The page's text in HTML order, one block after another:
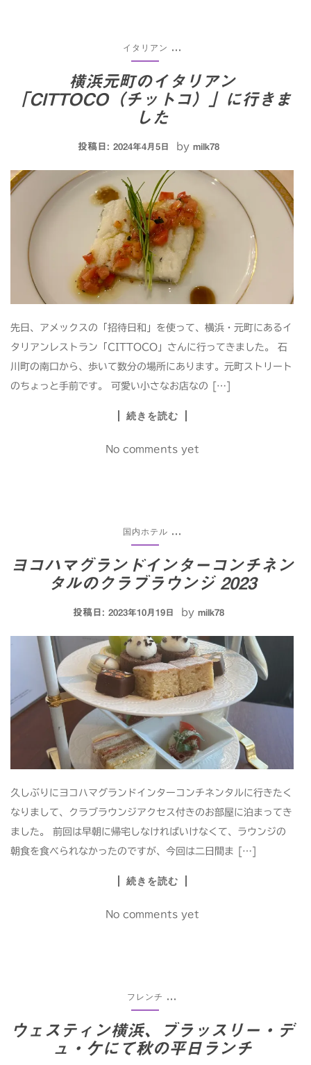
イタリアン ...
横浜元町のイタリアン
「CITTOCO（チットコ）」に行きま
した
投稿日: 2024年4月5日 by milk78
先日、アメックスの「招待日和」を使って、横浜・元町にあるイ
タリアンレストラン「CITTOCO」さんに行ってきました。 石
川町の南口から、歩いて数分の場所にあります。元町ストリート
のちょっと手前です。 可愛い小さなお店なの […]
続きを読む
No comments yet
国内ホテル
ヨコハマグランドインターコンチネン
タルのクラブラウンジ 2023
投稿日: 2023年10月19日 by milk78
久しぶりにヨコハマグランドインターコンチネンタルに行きたく
なりまして、クラブラウンジアクセス付きのお部屋に泊まってき
ました。 前回は早朝に帰宅しなければいけなくて、ラウンジの
朝食を食べられなかったのですが、今回は二日間ま […]
続きを読む
No comments yet
フレンチ ...
ウェスティン横浜、ブラッスリー・デ
ュ・ケにて秋の平日ランチ